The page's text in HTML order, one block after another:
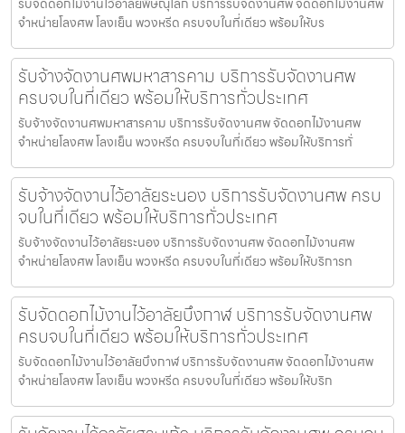
จำหน่ายโลงศพ โลงเย็น พวงหรีด ครบจบในที่เดียว พร้อมให้บร
รับจ้างจัดงานศพมหาสารคาม บริการรับจัดงานศพ
ครบจบในที่เดียว พร้อมให้บริการทั่วประเทศ
รับจ้างจัดงานศพมหาสารคาม บริการรับจัดงานศพ จัดดอกไม้งานศพ
จำหน่ายโลงศพ โลงเย็น พวงหรีด ครบจบในที่เดียว พร้อมให้บริการทั่
รับจ้างจัดงานไว้อาลัยระนอง บริการรับจัดงานศพ ครบ
จบในที่เดียว พร้อมให้บริการทั่วประเทศ
รับจ้างจัดงานไว้อาลัยระนอง บริการรับจัดงานศพ จัดดอกไม้งานศพ
จำหน่ายโลงศพ โลงเย็น พวงหรีด ครบจบในที่เดียว พร้อมให้บริการท
รับจัดดอกไม้งานไว้อาลัยบึงกาฬ บริการรับจัดงานศพ
ครบจบในที่เดียว พร้อมให้บริการทั่วประเทศ
รับจัดดอกไม้งานไว้อาลัยบึงกาฬ บริการรับจัดงานศพ จัดดอกไม้งานศพ
จำหน่ายโลงศพ โลงเย็น พวงหรีด ครบจบในที่เดียว พร้อมให้บริก